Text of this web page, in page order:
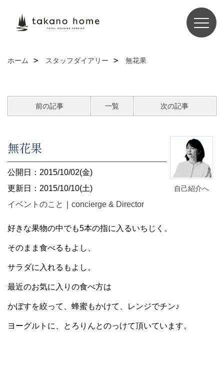
ホーム スタッフダイアリー 無花果
前の記事 一覧 次の記事
自己紹介へ
無花果
公開日：2015/10/02(金)
更新日：2015/10/10(土)
イベントのこと
concierge & Director
好きな果物の中でも5本の指に入るいちじく。
そのまま食べるもよし、
サラダに入れるもよし。
最近のお気に入りの食べ方は
かぼすを絞って、蜂蜜もかけて、レンジでチン♪
ヨーグルトに、とろりんとのっけて頂いています。